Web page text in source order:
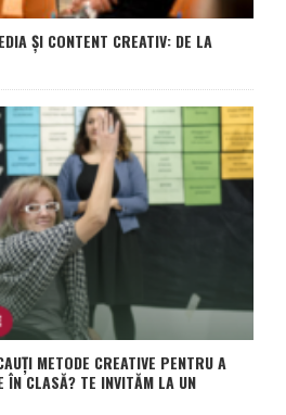
ȘI CONTENT CREATIV: DE LA
METODE CREATIVE PENTRU A
ÎN CLASĂ? TE INVITĂM LA UN